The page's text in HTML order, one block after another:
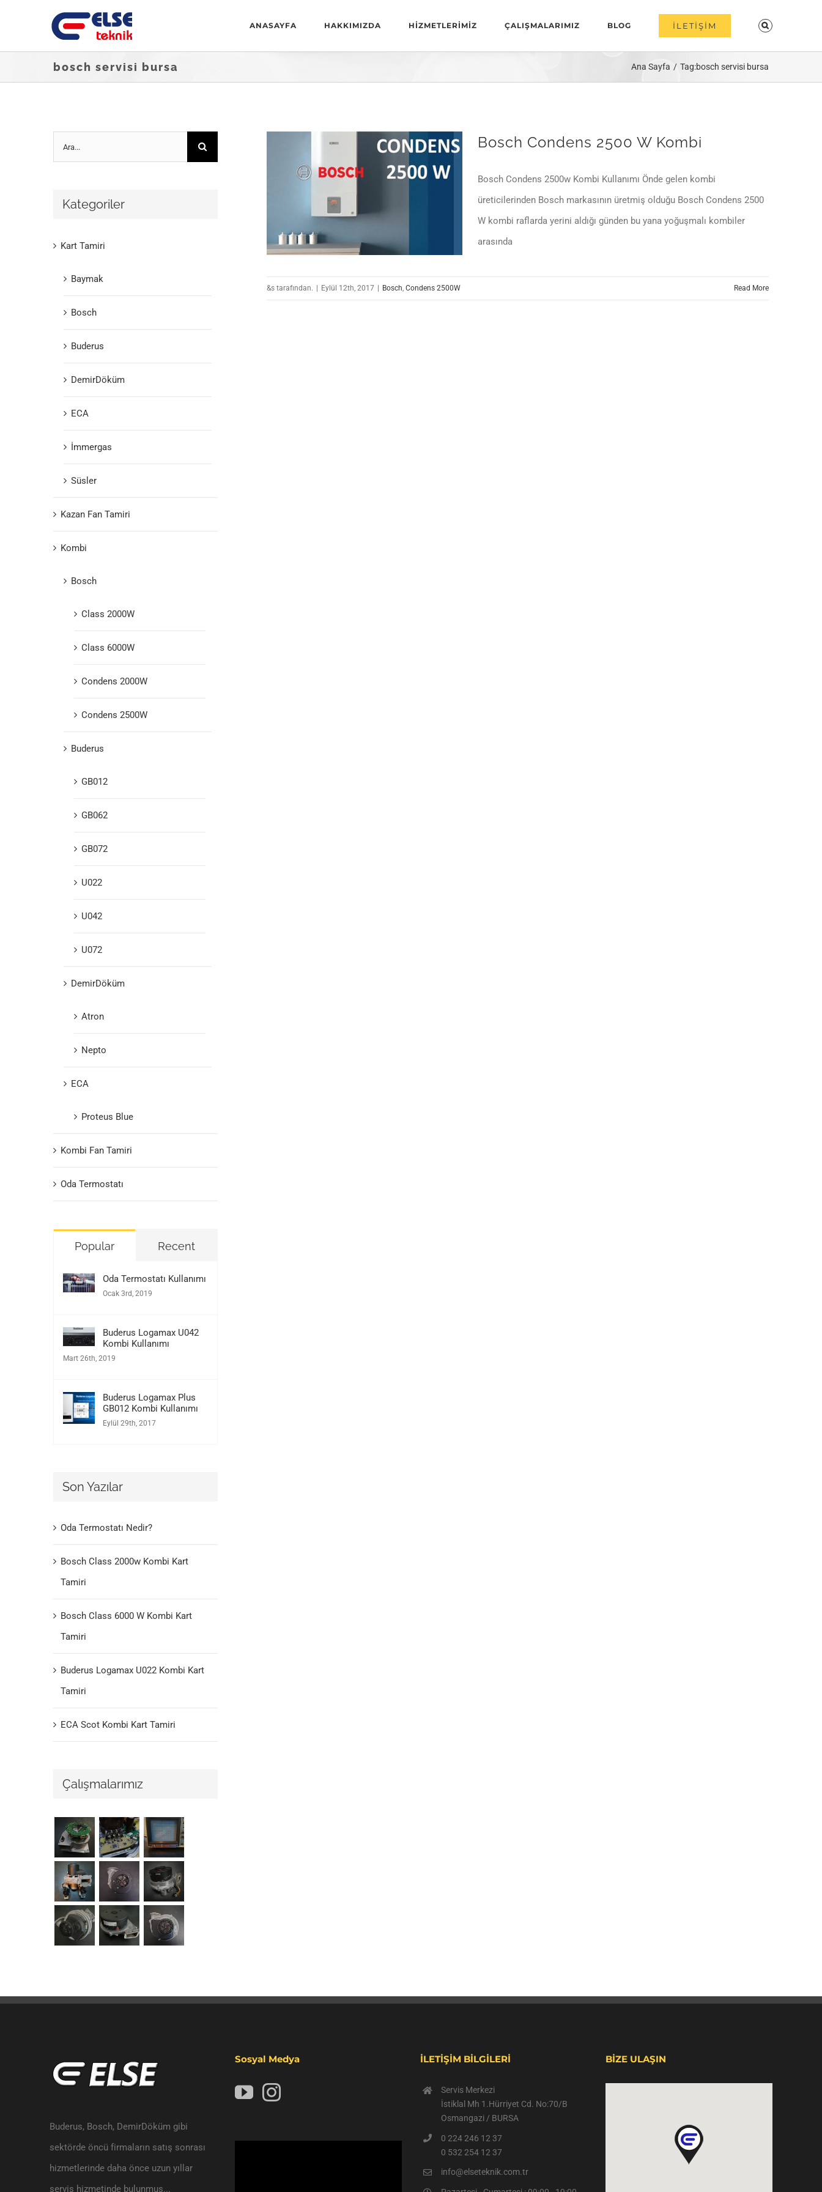
content
ANASAYFA HAKKIMIZDA HİZMETLERİMİZ ÇALIŞMALARIMIZ BLOG İLETİŞİM
bosch servisi bursa Ana Sayfa Tag:bosch servisi bursa
Bosch Condens 2500 W Kombi
Bosch Condens 2500w Kombi Kullanımı Önde gelen kombi
üreticilerinden Bosch markasının üretmiş olduğu Bosch Condens 2500
W kombi raflarda yerini aldığı günden bu yana yoğuşmalı kombiler
arasında
&s tarafından. Eylül 12th, 2017 Bosch,Condens 2500W Read More
Kategoriler
Kart Tamiri
Baymak
Bosch
Buderus
DemirDöküm
ECA
İmmergas
Süsler
Kazan Fan Tamiri
Kombi
Bosch
Class 2000W
Class 6000W
Condens 2000W
Condens 2500W
Buderus
GB012
GB062
GB072
U022
U042
U072
DemirDöküm
Atron
Nepto
ECA
Proteus Blue
Kombi Fan Tamiri
Oda Termostatı
Popular Recent
Oda Termostatı Kullanımı
Ocak 3rd, 2019
Buderus Logamax U042
Kombi Kullanımı
Mart 26th, 2019
Buderus Logamax Plus
GB012 Kombi Kullanımı
Eylül 29th, 2017
Son Yazılar
Oda Termostatı Nedir?
Bosch Class 2000w Kombi Kart
Tamiri
Bosch Class 6000 W Kombi Kart
Tamiri
Buderus Logamax U022 Kombi Kart
Tamiri
ECA Scot Kombi Kart Tamiri
Çalışmalarımız
Buderus, Bosch, DemirDöküm gibi
sektörde öncü firmaların satış sonrası
hizmetlerinde daha önce uzun yıllar
servis hizmetinde bulunmuş...
Sosyal Medya İLETİŞİM BİLGİLERİ
Servis Merkezi
İstiklal Mh 1.Hürriyet Cd. No:70/B
Osmangazi / BURSA
0 224 246 12 37
0 532 254 12 37
info@elseteknik.com.tr
BİZE ULAŞIN